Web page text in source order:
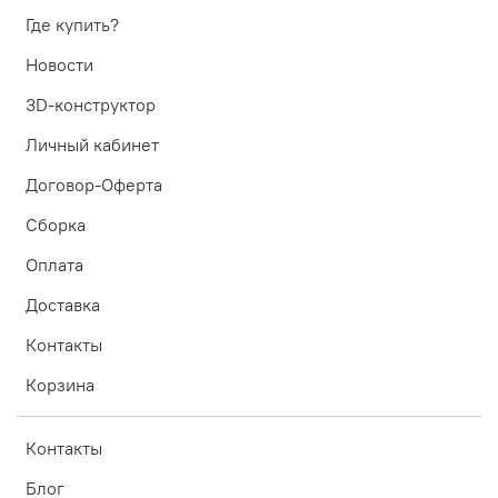
Где купить?
Новости
3D-конструктор
Личный кабинет
Договор-Оферта
Сборка
Оплата
Доставка
Контакты
Корзина
Контакты
Блог